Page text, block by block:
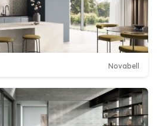
Novabell